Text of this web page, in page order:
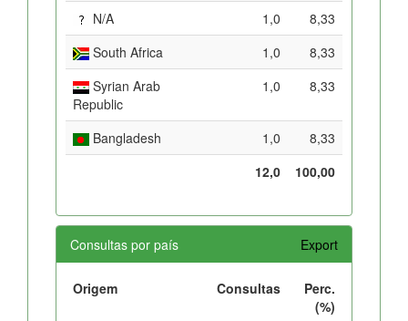
N/A
1,0
8,33
South Africa
1,0
8,33
Syrian Arab
Republic
1,0 8,33
Bangladesh 1,0
8,33
12,0
100,00
Consultas por país Export
Origem Consultas
Perc.
(%)